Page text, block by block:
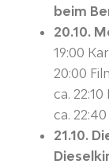
beim
20.10.
19:00
20:00
ca.
ca.
21.10.